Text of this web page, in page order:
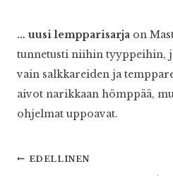
… uusi lempparisarja on
tunnetusti niihin tyyppeihin,
vain salkkareiden ja
aivot narikkaan hömppää,
ohjelmat uppoavat.
Artikkelien
EDELLINEN